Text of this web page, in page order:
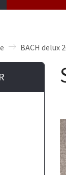
BACH delux